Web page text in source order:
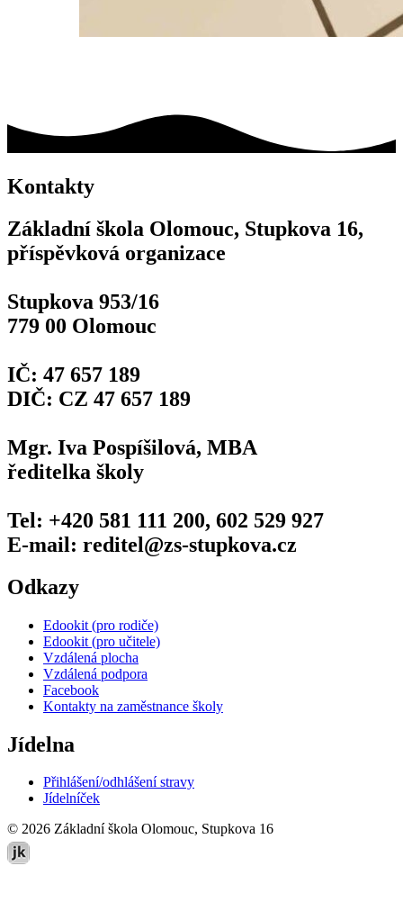
Kontakty
Základní škola Olomouc, Stupkova 16,
příspěvková organizace
Stupkova 953/16
779 00 Olomouc
IČ: 47 657 189
DIČ: CZ 47 657 189
Mgr. Iva Pospíšilová, MBA
ředitelka školy
Tel: +420 581 111 200, 602 529 927
E-mail: reditel@zs-stupkova.cz
Odkazy
Edookit (pro rodiče)
Edookit (pro učitele)
Vzdálená plocha
Vzdálená podpora
Facebook
Kontakty na zaměstnance školy
Jídelna
Přihlášení/odhlášení stravy
Jídelníček
© 2026 Základní škola Olomouc, Stupkova 16